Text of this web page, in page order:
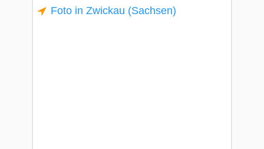
Foto in Zwickau (Sachsen)